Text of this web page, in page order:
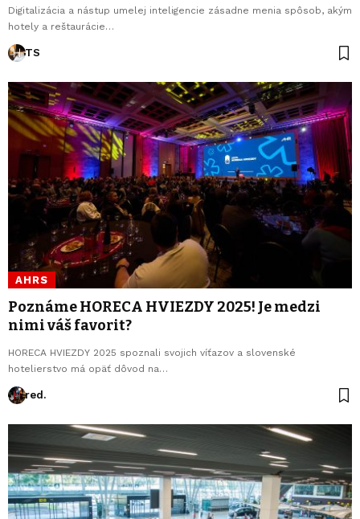
Digitalizácia a nástup umelej inteligencie zásadne menia spôsob, akým
hotely a reštaurácie…
TS
AHRS
Poznáme HORECA HVIEZDY 2025! Je medzi
nimi váš favorit?
HORECA HVIEZDY 2025 spoznali svojich víťazov a slovenské
hotelierstvo má opäť dôvod na…
red.